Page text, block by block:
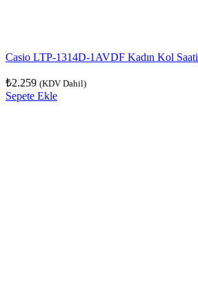
Casio LTP-1314D-1AVDF Kadın Kol Saati
₺2.259 (KDV Dahil)
Sepete Ekle